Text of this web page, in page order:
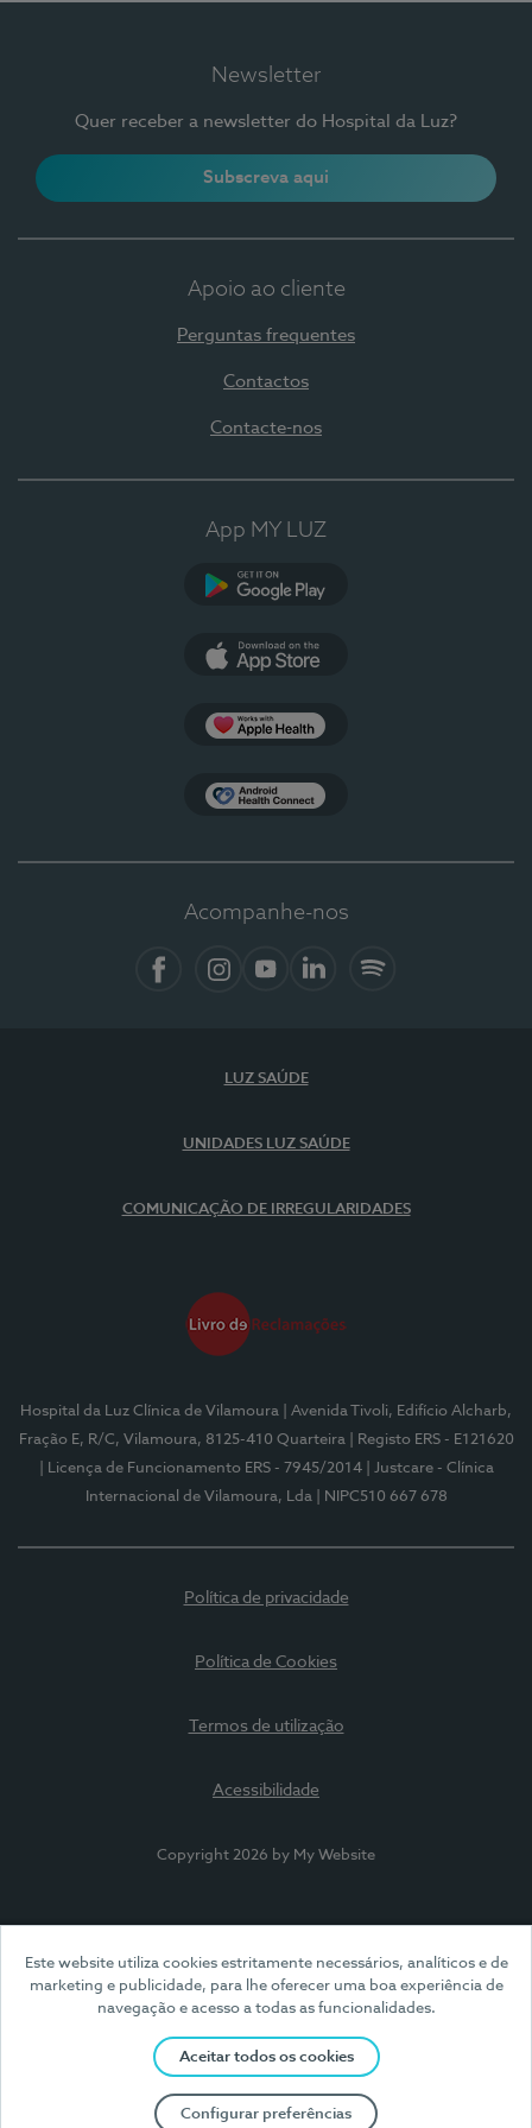
Este website utiliza cookies estritamente necessários, analíticos e de
marketing e publicidade, para lhe oferecer uma boa experiência de
navegação e acesso a todas as funcionalidades.
Aceitar todos os cookies
Configurar preferências
Newsletter
Quer receber a newsletter do Hospital da Luz?
Subscreva aqui
Apoio ao cliente
Perguntas frequentes
Contactos
Contacte-nos
App MY LUZ
Acompanhe-nos
LUZ SAÚDE
UNIDADES LUZ SAÚDE
COMUNICAÇÃO DE IRREGULARIDADES
Hospital da Luz Clínica de Vilamoura
| Avenida Tivoli, Edifício Alcharb,
Fração E, R/C, Vilamoura, 8125-410 Quarteira
| Registo ERS - E121620
| Licença de Funcionamento ERS - 7945/2014
| Justcare - Clínica
Internacional de Vilamoura, Lda
| NIPC510 667 678
Política de privacidade
Política de Cookies
Termos de utilização
Acessibilidade
Copyright 2026 by My Website